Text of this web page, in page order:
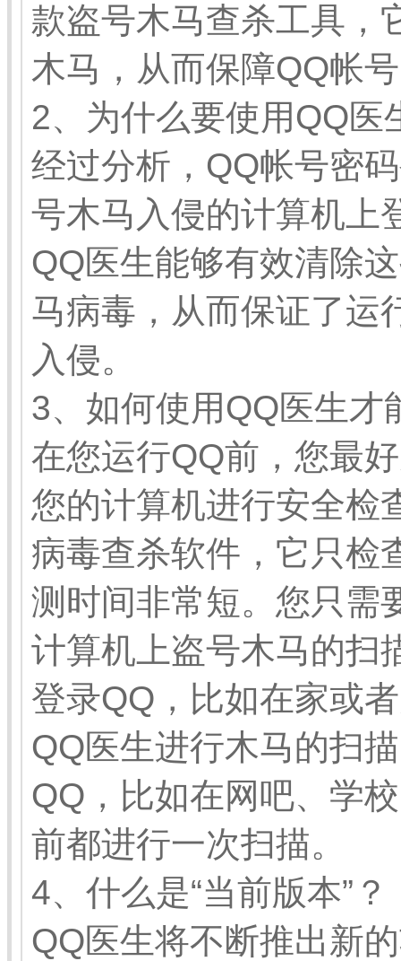
款盗号木马查杀工具，
木马，从而保障QQ帐
2、为什么要使用QQ医
经过分析，QQ帐号密
号木马入侵的计算机上
QQ医生能够有效清除
马病毒，从而保证了运
入侵。
3、如何使用QQ医生才
在您运行QQ前，您最
您的计算机进行安全检
病毒查杀软件，它只检
测时间非常短。您只需
计算机上盗号木马的扫
登录QQ，比如在家或
QQ医生进行木马的扫
QQ，比如在网吧、学
前都进行一次扫描。
4、什么是“当前版本”？
QQ医生将不断推出新